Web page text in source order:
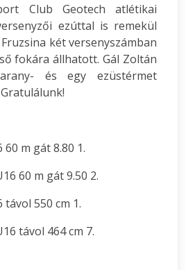
Club Geotech atlétikai
ezúttal is remekül
két versenyszámban
fokára állhatott. Gál Zoltán
és egy ezüstérmet
m gát 8.80 1.
60 m gát 9.50 2.
550 cm 1.
távol 464 cm 7.